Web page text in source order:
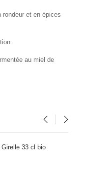
et en épices
au miel de